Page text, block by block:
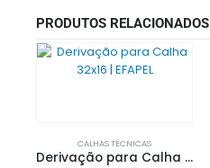
PRODUTOS RELACIONADOS
CALHAS TÉCNICAS
Derivação para Calha 32×16 | EFAPEL